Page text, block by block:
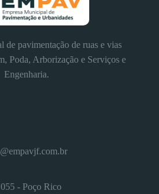
de pavimentação de ruas e vias
Poda, Arborização e Serviços e
Engenharia.
- Poço Rico